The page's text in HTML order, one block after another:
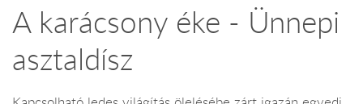
A karácsony éke - Ünnepi
asztaldísz